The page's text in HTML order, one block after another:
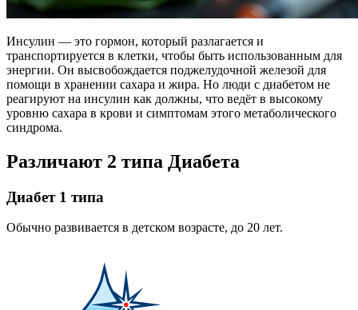
Инсулин — это гормон, который разлагается и
транспортируется в клетки, чтобы быть использованным для
энергии. Он высвобождается поджелудочной железой для
помощи в хранении сахара и жира. Но люди с диабетом не
реагируют на инсулин как должны, что ведёт в высокому
уровню сахара в крови и симптомам этого метаболического
синдрома.
Различают 2 типа Диабета
Диабет 1 типа
Обычно развивается в детском возрасте, до 20 лет.